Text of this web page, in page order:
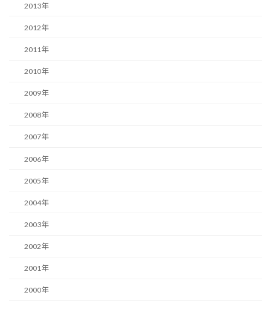
2013年
2012年
2011年
2010年
2009年
2008年
2007年
2006年
2005年
2004年
2003年
2002年
2001年
2000年